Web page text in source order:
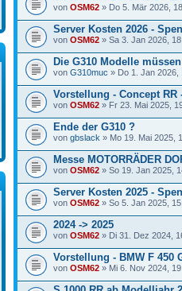
von OSM62 » Do 5. Mär 2026,
Server Kosten 2026 -
von OSM62 » Sa 3. Jan 2026,
Die G310 Modelle
von G310muc » Do 1. Jan 2026,
Vorstellung - Concept RR
von OSM62 » Fr 23. Mai 2025,
Ende der G310 ?
von gbslack » Mo 19. Mai 2025,
Messe MOTORRÄDER
von OSM62 » So 19. Jan 2025,
Server Kosten 2025 -
von OSM62 » So 5. Jan 2025,
2024 -> 2025
von OSM62 » Di 31. Dez 2024,
Vorstellung - BMW F 450
von OSM62 » Mi 6. Nov 2024,